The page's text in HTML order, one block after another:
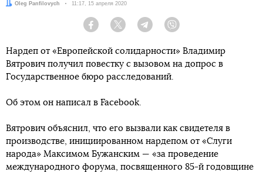
Автор:
Oleg Panfilovych Дата:
11:17, 15 апреля 2020
Facebook Twitter Telegram
Нардеп от «Европейской солидарности» Владимир
Вятрович получил повестку с вызовом на допрос в
Государственное бюро расследований.
Об этом он написал в Facebook.
Вятрович объяснил, что его вызвали как свидетеля в
производстве, инициированном нардепом от «Слуги
народа» Максимом Бужанским — «за проведение
международного форума, посвященного 85-й годовщине